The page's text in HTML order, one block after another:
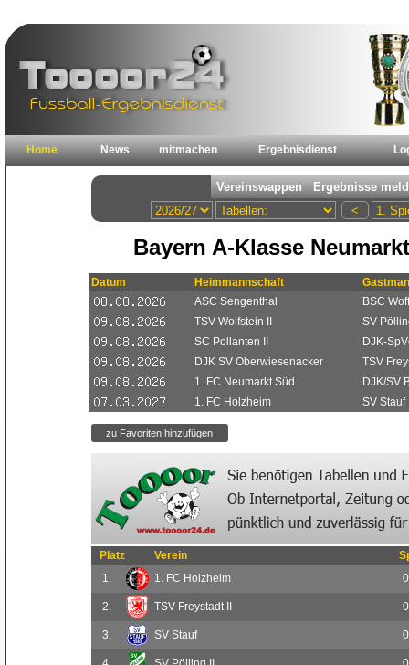
Home News mitmachen Ergebnisdienst
Bayern A-Klasse
Datum Heimmannschaft
ASC Sengenthal
BSC
TSV Wolfstein II
SV
SC Pollanten II
DJK-
DJK SV Oberwiesenacker
TSV
1. FC Neumarkt Süd
DJK/SV
1. FC Holzheim
SV Stauf
Platz Verein
1.
1. FC Holzheim 0
2. TSV Freystadt II 0
3. SV Stauf 0